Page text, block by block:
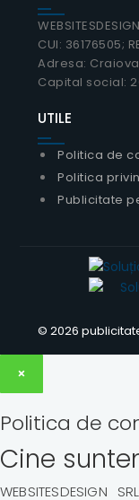
CUI: 36176505;
Adresa:
Capital social:
UTILE
Politica de
Politica
Publicitate
© 2026
×
Politica de
Cine